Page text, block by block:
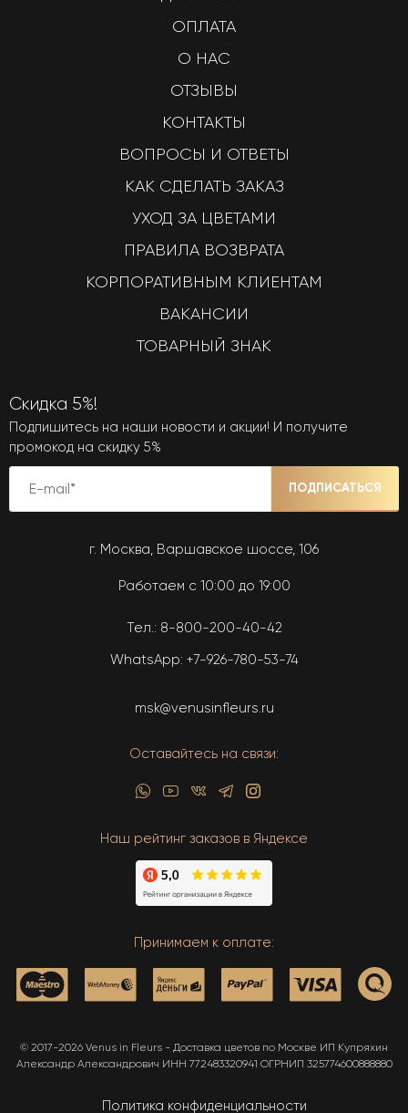
ОПЛАТА
О НАС
ОТЗЫВЫ
КОНТАКТЫ
ВОПРОСЫ И ОТВЕТЫ
КАК СДЕЛАТЬ ЗАКАЗ
УХОД ЗА ЦВЕТАМИ
ПРАВИЛА ВОЗВРАТА
КОРПОРАТИВНЫМ КЛИЕНТАМ
ВАКАНСИИ
ТОВАРНЫЙ ЗНАК
Скидка 5%!
Подпишитесь на наши новости и акции! И получите
промокод на скидку 5%
ПОДПИСАТЬСЯ
г. Москва, Варшавское шоссе, 106
Работаем с 10:00 до 19:00
Тел.: 8-800-200-40-42
WhatsApp: +7-926-780-53-74
msk@venusinfleurs.ru
Оставайтесь на связи:
Наш рейтинг заказов в Яндексе
Принимаем к оплате:
© 2017-2026 Venus in Fleurs - Доставка цветов по Москве ИП Купряхин
Александр Александрович ИНН 772483320941 ОГРНИП 325774600888880
Политика конфиденциальности